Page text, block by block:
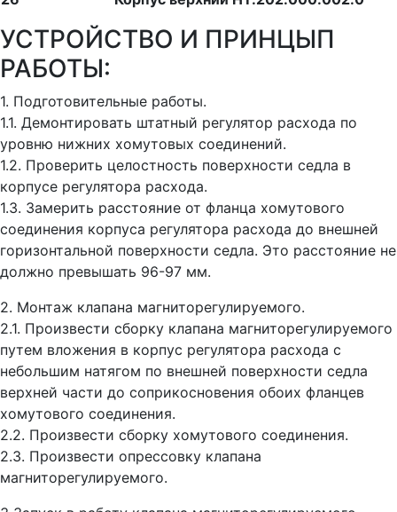
УСТРОЙСТВО И ПРИНЦЫП
РАБОТЫ:
1. Подготовительные работы.
1.1. Демонтировать штатный регулятор расхода по
уровню нижних хомутовых соединений.
1.2. Проверить целостность поверхности седла в
корпусе регулятора расхода.
1.3. Замерить расстояние от фланца хомутового
соединения корпуса регулятора расхода до внешней
горизонтальной поверхности седла. Это расстояние не
должно превышать 96-97 мм.
2. Монтаж клапана магниторегулируемого.
2.1. Произвести сборку клапана магниторегулируемого
путем вложения в корпус регулятора расхода с
небольшим натягом по внешней поверхности седла
верхней части до соприкосновения обоих фланцев
хомутового соединения.
2.2. Произвести сборку хомутового соединения.
2.3. Произвести опрессовку клапана
магниторегулируемого.